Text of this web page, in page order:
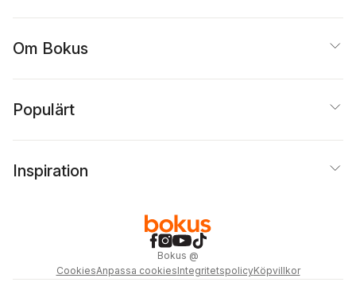
Om Bokus
Populärt
Inspiration
Bokus @
CookiesAnpassa cookiesIntegritetspolicyKöpvillkor